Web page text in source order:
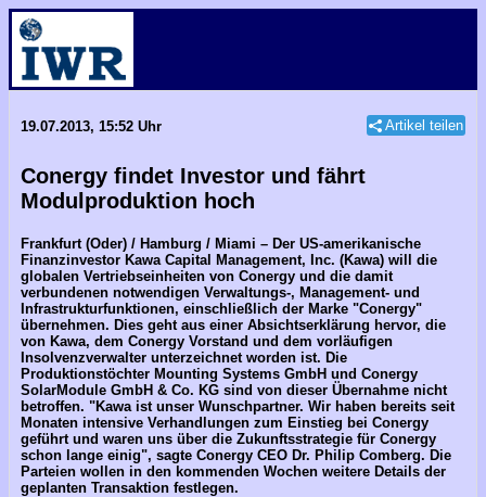
19.07.2013, 15:52 Uhr Artikel teilen
Conergy findet Investor und fährt
Modulproduktion hoch
Frankfurt (Oder) / Hamburg / Miami – Der US-amerikanische
Finanzinvestor Kawa Capital Management, Inc. (Kawa) will die
globalen Vertriebseinheiten von Conergy und die damit
verbundenen notwendigen Verwaltungs-, Management- und
Infrastrukturfunktionen, einschließlich der Marke "Conergy"
übernehmen. Dies geht aus einer Absichtserklärung hervor, die
von Kawa, dem Conergy Vorstand und dem vorläufigen
Insolvenzverwalter unterzeichnet worden ist. Die
Produktionstöchter Mounting Systems GmbH und Conergy
SolarModule GmbH & Co. KG sind von dieser Übernahme nicht
betroffen. "Kawa ist unser Wunschpartner. Wir haben bereits seit
Monaten intensive Verhandlungen zum Einstieg bei Conergy
geführt und waren uns über die Zukunftsstrategie für Conergy
schon lange einig", sagte Conergy CEO Dr. Philip Comberg. Die
Parteien wollen in den kommenden Wochen weitere Details der
geplanten Transaktion festlegen.